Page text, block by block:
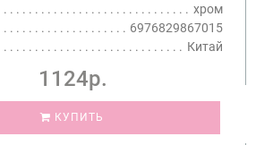
хром
6976829867015
Китай
1124р.
КУПИТЬ